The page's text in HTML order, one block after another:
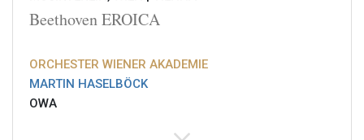
Beethoven EROICA
ORCHESTER WIENER AKADEMIE
MARTIN HASELBÖCK
OWA